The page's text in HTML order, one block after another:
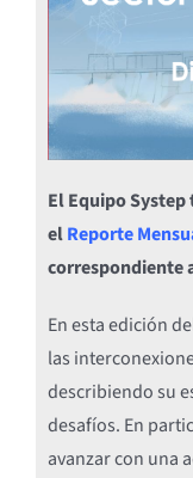
El Equipo
elReporte
correspondiente
En esta edición
las
describiendo su
desafíos. En
avanzar con una